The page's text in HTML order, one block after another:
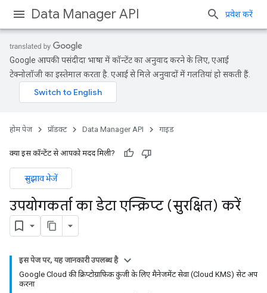
Data Manager API प्रवेश करें
Google आपकी पसंदीदा भाषा में कॉन्टेंट का अनुवाद करने के लिए, एआई
टेक्नोलॉजी का इस्तेमाल करता है. एआई से मिले अनुवादों में गलतियां हो सकती हैं.
होम पेज प्रॉडक्ट Data Manager API गाइड
क्या इस कॉन्टेंट से आपको मदद मिली?
सुझाव भेजें
उपयोगकर्ता का डेटा एन्क्रिप्ट (सुरक्षित) करें
इस पेज पर, यह जानकारी उपलब्ध है
Google Cloud की क्रिप्टोग्राफ़िक कुंजी के लिए मैनेजमेंट सेवा (Cloud KMS) सेट अप
करना